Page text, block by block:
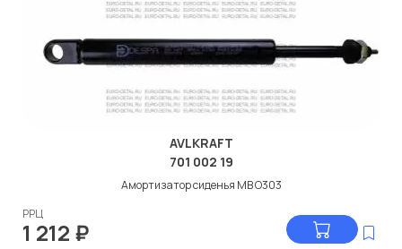
AVLKRAFT
701 002 19
Амортизатор сиденья МВ O303
РРЦ
1 212 ₽